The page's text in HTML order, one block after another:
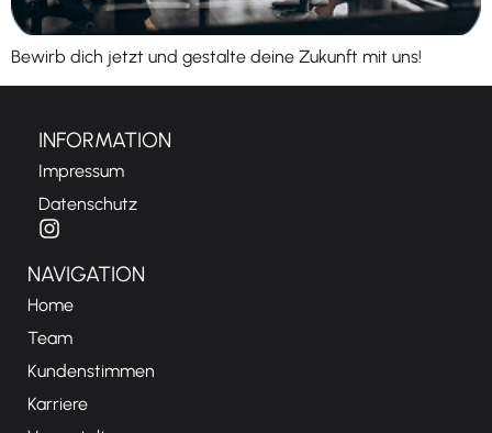
Bewirb dich jetzt und gestalte deine Zukunft mit uns!
NAVIGATION
Home
Team
Kundenstimmen
Karriere
INFORMATION
Impressum
Datenschutz